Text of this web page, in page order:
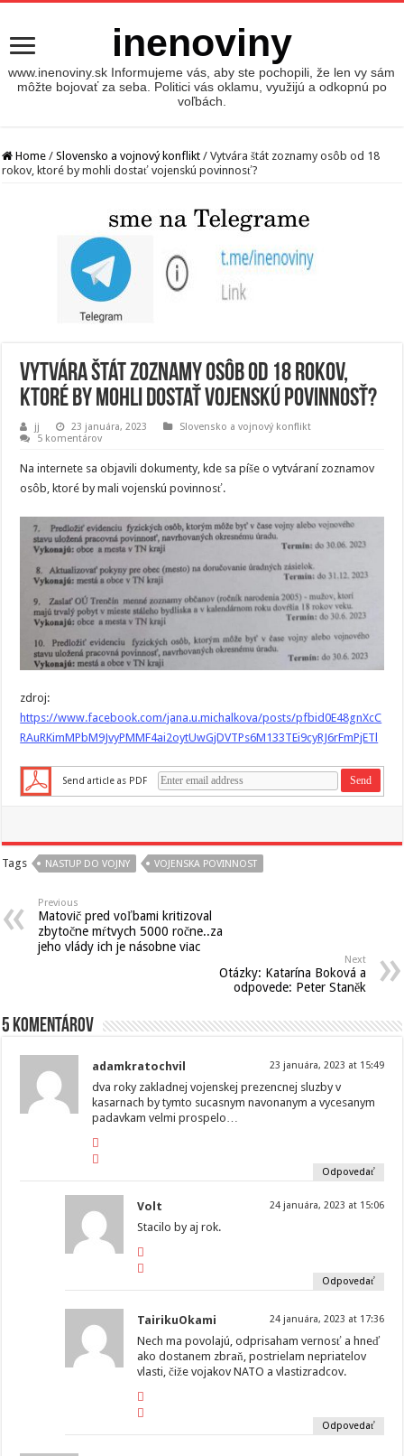
inenoviny
www.inenoviny.sk Informujeme vás, aby ste pochopili, že len vy sám
môžte bojovať za seba. Politici vás oklamu, využijú a odkopnú po
voľbách.
Home / Slovensko a vojnový konflikt / Vytvára štát zoznamy osôb od 18
rokov, ktoré by mohli dostať vojenskú povinnosť?
Vytvára štát zoznamy osôb od 18 rokov,
ktoré by mohli dostať vojenskú povinnosť?
jj 23 januára, 2023
Slovensko a vojnový konflikt
5 komentárov
Na internete sa objavili dokumenty, kde sa píše o vytváraní zoznamov
osôb, ktoré by mali vojenskú povinnosť.
zdroj:
https://www.facebook.com/jana.u.michalkova/posts/pfbid0E48gnXcC
RAuRKimMPbM9JvyPMMF4ai2oytUwGjDVTPs6M133TEi9cyRJ6rFmPjETl
Send article as PDF
Tags NASTUP DO VOJNY VOJENSKA POVINNOST
Previous
Matovič pred voľbami kritizoval
zbytočne mŕtvych 5000 ročne..za
jeho vlády ich je násobne viac
Next
Otázky: Katarína Boková a
odpovede: Peter Staněk
5 komentárov
adamkratochvil 23 januára, 2023 at 15:49
dva roky zakladnej vojenskej prezencnej sluzby v
kasarnach by tymto sucasnym navonanym a vycesanym
padavkam velmi prospelo…
Odpovedať
Volt 24 januára, 2023 at 15:06
Stacilo by aj rok.
Odpovedať
TairikuOkami 24 januára, 2023 at 17:36
Nech ma povolajú, odprisaham vernosť a hneď
ako dostanem zbraň, postrielam nepriatelov
vlasti, čiže vojakov NATO a vlastizradcov.
Odpovedať